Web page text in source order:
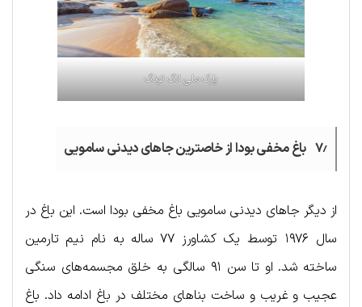
پارک ملی انگ تونگ
۷٫ باغ مخفی بودا از خاص‍ترین جاهای دیدنی سامویی
از دیگر جاهای دیدنی سامویی باغ مخفی بودا است. این باغ در
سال ۱۹۷۶ توسط یک کشاورز ۷۷ ساله به نام نیم تارمین
ساخته شد. او تا سن ۹۱ سالگی به خلق مجسمه‌های سنگی
عجیب و غریب و ساخت بناهای مختلف در باغ ادامه داد. باغ